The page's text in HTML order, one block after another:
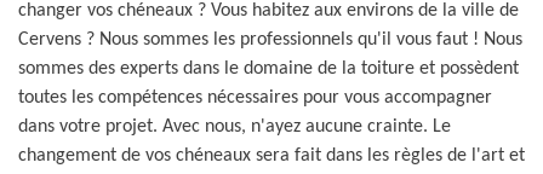
changer vos chéneaux ? Vous habitez aux environs de la ville de
Cervens ? Nous sommes les professionnels qu'il vous faut ! Nous
sommes des experts dans le domaine de la toiture et possèdent
toutes les compétences nécessaires pour vous accompagner
dans votre projet. Avec nous, n'ayez aucune crainte. Le
changement de vos chéneaux sera fait dans les règles de l'art et